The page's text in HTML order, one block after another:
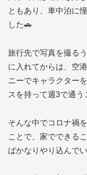
ともあり、車中泊に
した🚗
旅行先で写真を撮る
に入れてからは、空
ニーでキャラクター
スを持って週3で通
そんな中でコロナ禍
ことで、家でできる
ばかなりやり込んで